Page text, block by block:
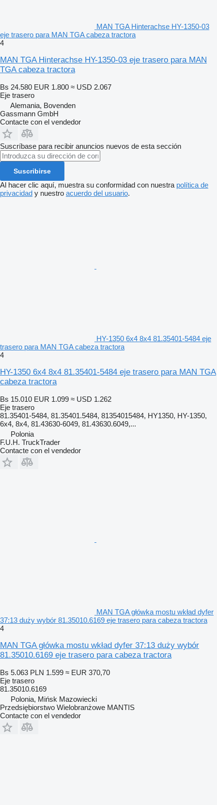
MAN TGA Hinterachse HY-1350-03
eje trasero para MAN TGA cabeza tractora
4
MAN TGA Hinterachse HY-1350-03 eje trasero para MAN
TGA cabeza tractora
Bs 24.580 EUR 1.800 ≈ USD 2.067
Eje trasero
Alemania, Bovenden
Gassmann GmbH
Contacte con el vendedor
Suscríbase para recibir anuncios nuevos de esta sección
Suscribirse
Al hacer clic aquí, muestra su conformidad con nuestra política de
privacidad y nuestro acuerdo del usuario.
HY-1350 6x4 8x4 81.35401-5484 eje
trasero para MAN TGA cabeza tractora
4
HY-1350 6x4 8x4 81.35401-5484 eje trasero para MAN TGA
cabeza tractora
Bs 15.010 EUR 1.099 ≈ USD 1.262
Eje trasero
81.35401-5484, 81.35401.5484, 81354015484, HY1350, HY-1350,
6x4, 8x4, 81.43630-6049, 81.43630.6049,...
Polonia
F.U.H. TruckTrader
Contacte con el vendedor
MAN TGA główka mostu wkład dyfer
37:13 duży wybór 81.35010.6169 eje trasero para cabeza tractora
4
MAN TGA główka mostu wkład dyfer 37:13 duży wybór
81.35010.6169 eje trasero para cabeza tractora
Bs 5.063 PLN 1.599 ≈ EUR 370,70
Eje trasero
81.35010.6169
Polonia, Mińsk Mazowiecki
Przedsiębiorstwo Wielobranżowe MANTIS
Contacte con el vendedor